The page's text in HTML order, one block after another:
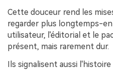
Cette douceur rend les
regarder plus longtemps-
utilisateur, l'éditorial et le
présent, mais rarement dur.
Ils signalisent aussi